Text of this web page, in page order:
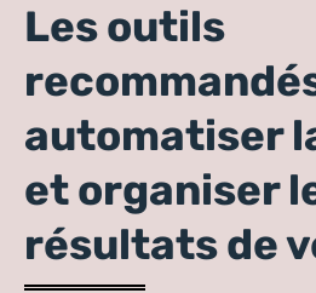
Les outils
automatiser
et organiser
résultats de